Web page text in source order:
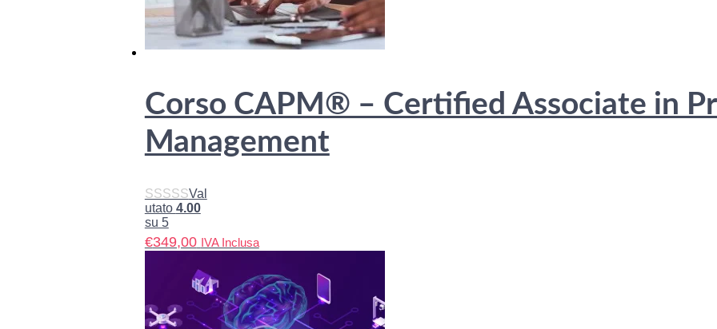
Corso CAPM® – Certified Associate in
Management
Val
utato 4.00
su 5
€349,00 IVA Inclusa